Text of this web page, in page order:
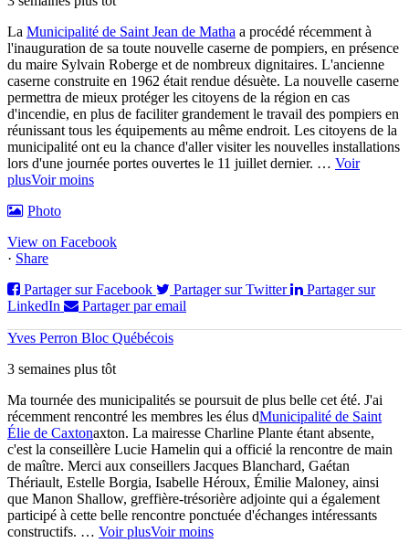
La Municipalité de Saint Jean de Matha a procédé récemment à
l'inauguration de sa toute nouvelle caserne de pompiers, en présence
du maire Sylvain Roberge et de nombreux dignitaires. L'ancienne
caserne construite en 1962 était rendue désuète. La nouvelle caserne
permettra de mieux protéger les citoyens de la région en cas
d'incendie, en plus de faciliter grandement le travail des pompiers en
réunissant tous les équipements au même endroit. Les citoyens de la
municipalité ont eu la chance d'aller visiter les nouvelles installations
lors d'une journée portes ouvertes le 11 juillet dernier. … Voir
plusVoir moins
Photo
View on Facebook
· Share
Partager sur Facebook
Partager sur Twitter
Partager sur
LinkedIn
Partager par email
Yves Perron Bloc Québécois
3 semaines plus tôt
Ma tournée des municipalités se poursuit de plus belle cet été. J'ai
récemment rencontré les membres les élus dMunicipalité de Saint
Élie de Caxtonaxton. La mairesse Charline Plante étant absente,
c'est la conseillère Lucie Hamelin qui a officié la rencontre de main
de maître. Merci aux conseillers Jacques Blanchard, Gaétan
Thériault, Estelle Borgia, Isabelle Héroux, Émilie Maloney, ainsi
que Manon Shallow, greffière-trésorière adjointe qui a également
participé à cette belle rencontre ponctuée d'échanges intéressants
constructifs. … Voir plusVoir moins